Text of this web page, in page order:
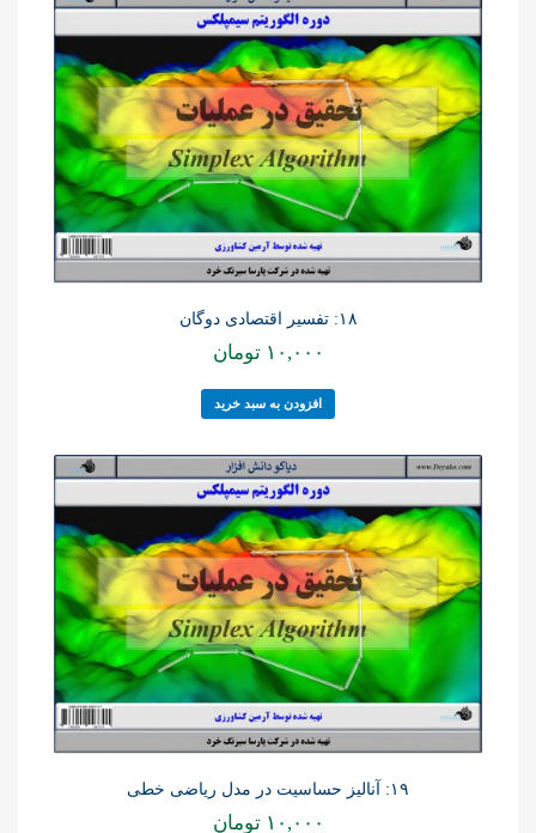
۱۸: تفسیر اقتصادی دوگان
۱۰,۰۰۰ تومان
افزودن به سبد خرید
۱۹: آنالیز حساسیت در مدل ریاضی خطی
۱۰,۰۰۰ تومان